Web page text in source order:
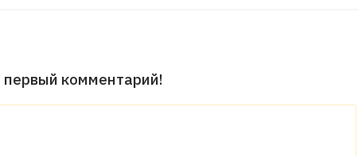
первый комментарий!